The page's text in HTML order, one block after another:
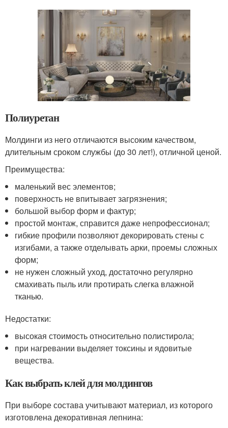
Полиуретан
Молдинги из него отличаются высоким качеством,
длительным сроком службы (до 30 лет!), отличной ценой.
Преимущества:
маленький вес элементов;
поверхность не впитывает загрязнения;
большой выбор форм и фактур;
простой монтаж, справится даже непрофессионал;
гибкие профили позволяют декорировать стены с
изгибами, а также отделывать арки, проемы сложных
форм;
не нужен сложный уход, достаточно регулярно
смахивать пыль или протирать слегка влажной
тканью.
Недостатки:
высокая стоимость относительно полистирола;
при нагревании выделяет токсины и ядовитые
вещества.
Как выбрать клей для молдингов
При выборе состава учитывают материал, из которого
изготовлена декоративная лепнина: